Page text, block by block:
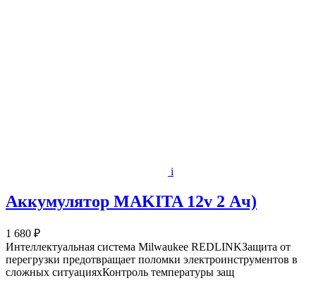
i
Аккумулятор MAKITA 12v 2 Ач)
1 680 ₽
Интеллектуальная система Milwaukee REDLINKЗащита от
перегрузки предотвращает поломки электроинструментов в
сложных ситуацияхКонтроль температуры защ